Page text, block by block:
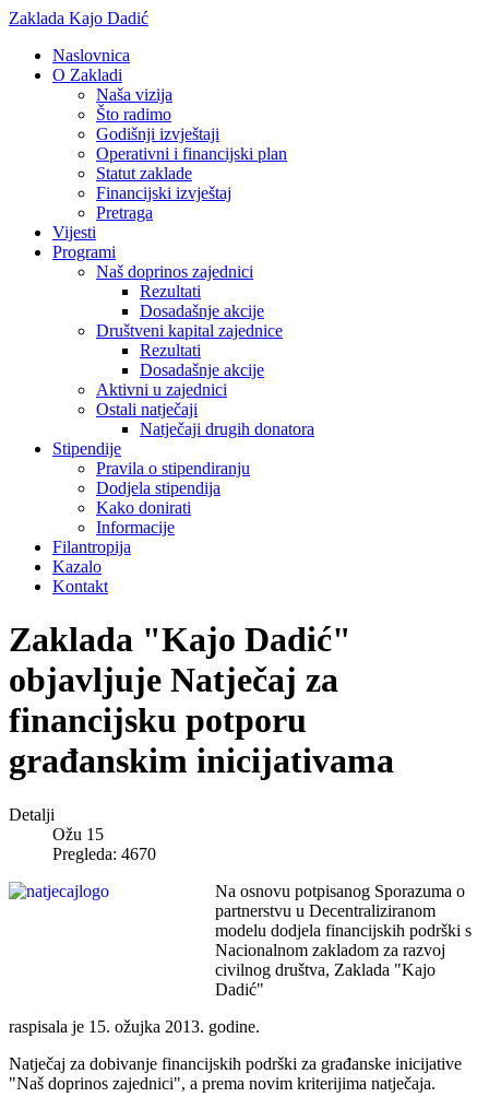
Zaklada Kajo Dadić
Naslovnica
O Zakladi
Naša vizija
Što radimo
Godišnji izvještaji
Operativni i financijski plan
Statut zaklade
Financijski izvještaj
Pretraga
Vijesti
Programi
Naš doprinos zajednici
Rezultati
Dosadašnje akcije
Društveni kapital zajednice
Rezultati
Dosadašnje akcije
Aktivni u zajednici
Ostali natječaji
Natječaji drugih donatora
Stipendije
Pravila o stipendiranju
Dodjela stipendija
Kako donirati
Informacije
Filantropija
Kazalo
Kontakt
Zaklada "Kajo Dadić"
objavljuje Natječaj za
financijsku potporu
građanskim inicijativama
Detalji
Ožu 15
Pregleda: 4670
Na osnovu potpisanog Sporazuma o
partnerstvu u Decentraliziranom
modelu dodjela financijskih podrški s
Nacionalnom zakladom za razvoj
civilnog društva, Zaklada "Kajo
Dadić"
raspisala je 15. ožujka 2013. godine.
Natječaj za dobivanje financijskih podrški za građanske inicijative
"Naš doprinos zajednici", a prema novim kriterijima natječaja.